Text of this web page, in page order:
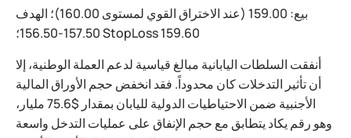
بيع: 159.00 (عند الاختراق القوي لمستوى 160.00)؛ الهدف
157.50-156.50؛ StopLoss 159.60
أنفقت السلطات اليابانية مبالغ قياسية لدعم العملة الوطنية، إلا
أن تأثير التدخلات كان محدوداً. فقد انخفض حجم الأوراق المالية
الأجنبية ضمن الاحتياطيات الدولية لليابان بمقدار $75.6 مليار،
وهو رقم يكاد يتطابق مع حجم الإنفاق على عمليات التدخل واسعة